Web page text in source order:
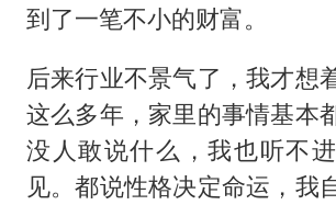
到了一笔不小的财富。
后来行业不景气了，我才想
这么多年，家里的事情基本
没人敢说什么，我也听不
见。都说性格决定命运，我